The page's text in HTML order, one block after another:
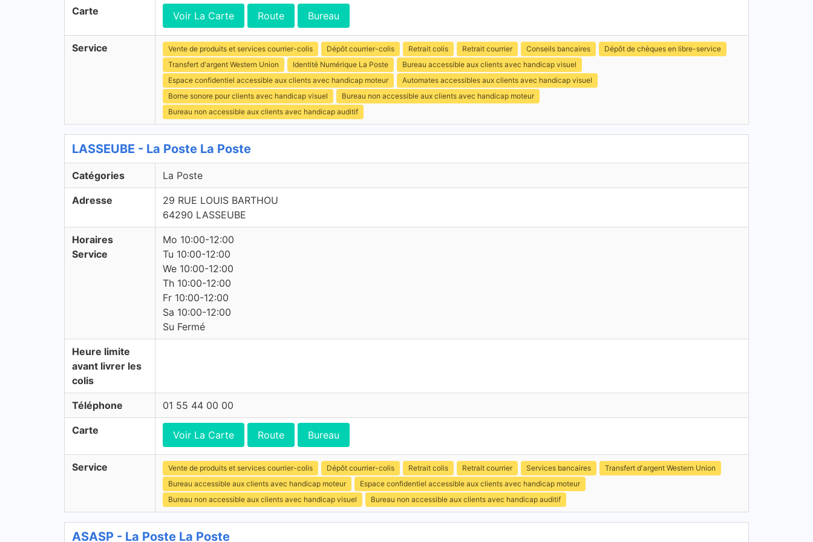
Carte Voir La Carte Route Bureau
Service Vente de produits et services courrier-colis Dépôt courrier-colis Retrait colis Retrait courrier Conseils bancaires
Dépôt de chèques en libre-service
Transfert d'argent Western Union
Identité Numérique La Poste
Bureau accessible aux clients avec handicap visuel
Espace confidentiel accessible aux clients avec handicap moteur
Automates accessibles aux clients avec handicap visuel
Borne sonore pour clients avec handicap visuel
Bureau non accessible aux clients avec handicap moteur
Bureau non accessible aux clients avec handicap auditif
LASSEUBE - La Poste La Poste
Catégories La Poste
Adresse
29 RUE LOUIS BARTHOU
64290 LASSEUBE
Horaires
Service
Mo 10:00-12:00
Tu 10:00-12:00
We 10:00-12:00
Th 10:00-12:00
Fr 10:00-12:00
Sa 10:00-12:00
Su Fermé
Heure limite
avant livrer les
colis
Téléphone 01 55 44 00 00
Carte Voir La Carte Route Bureau
Service Vente de produits et services courrier-colis Dépôt courrier-colis Retrait colis Retrait courrier Services bancaires
Transfert d'argent Western Union
Bureau accessible aux clients avec handicap moteur
Espace confidentiel accessible aux clients avec handicap moteur
Bureau non accessible aux clients avec handicap visuel
Bureau non accessible aux clients avec handicap auditif
ASASP - La Poste La Poste